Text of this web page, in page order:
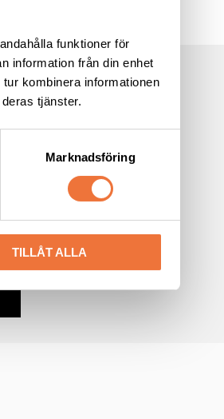
funktioner för
information från din enhet
kombinera informationen
tjänster.
Marknadsföring
TILLÅT ALLA